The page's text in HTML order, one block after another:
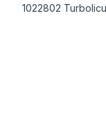
1022802